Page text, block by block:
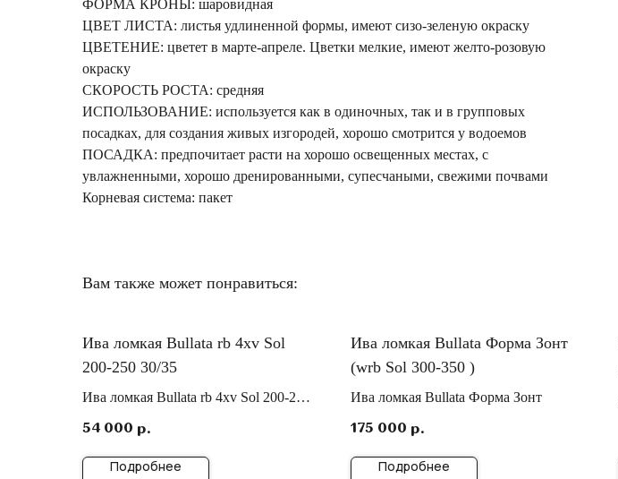
ФОРМА КРОНЫ: шаровидная
ЦВЕТ ЛИСТА: листья удлиненной формы, имеют сизо-зеленую окраску
ЦВЕТЕНИЕ: цветет в марте-апреле. Цветки мелкие, имеют желто-розовую
окраску
СКОРОСТЬ РОСТА: средняя
ИСПОЛЬЗОВАНИЕ: используется как в одиночных, так и в групповых
посадках, для создания живых изгородей, хорошо смотрится у водоемов
ПОСАДКА: предпочитает расти на хорошо освещенных местах, с
увлажненными, хорошо дренированными, супесчаными, свежими почвами
Корневая система: пакет
Вам также может понравиться:
Ива ломкая Bullata rb 4xv Sol
200-250 30/35
Ива ломкая Bullata rb 4xv Sol 200-250
54 000 р.
Подробнее
Ива ломкая Bullata Форма Зонт
(wrb Sol 300-350 )
Ива ломкая Bullata Форма Зонт
175 000 р.
Подробнее